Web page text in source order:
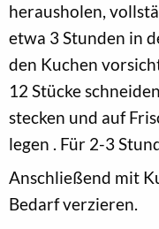
herausholen,
etwa 3 Stunden in
den Kuchen
12 Stücke
stecken und auf
legen . Für 2-3
Anschließend mit
Bedarf verzieren.